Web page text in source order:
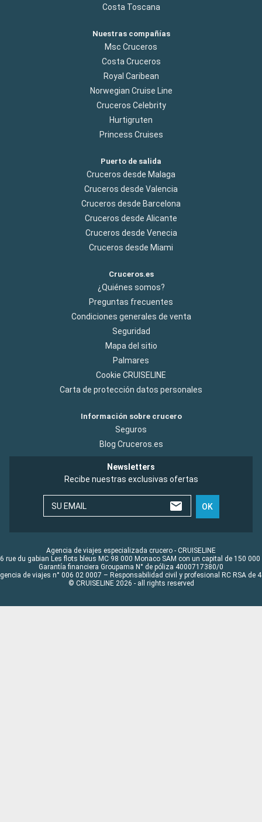
Costa Toscana
Nuestras compañías
Msc Cruceros
Costa Cruceros
Royal Caribean
Norwegian Cruise Line
Cruceros Celebrity
Hurtigruten
Princess Cruises
Puerto de salida
Cruceros desde Malaga
Cruceros desde Valencia
Cruceros desde Barcelona
Cruceros desde Alicante
Cruceros desde Venecia
Cruceros desde Miami
Cruceros.es
¿Quiénes somos?
Preguntas frecuentes
Condiciones generales de venta
Seguridad
Mapa del sitio
Palmares
Cookie CRUISELINE
Carta de protección datos personales
Información sobre crucero
Seguros
Blog Cruceros.es
Newsletters
Recibe nuestras exclusivas ofertas
SU EMAIL OK
Agencia de viajes especializada crucero - CRUISELINE
rue du gabian Les flots bleus MC 98 000 Monaco SAM con un capital de 150 000
Garantía financiera Groupama N° de póliza 4000717380/0
de viajes n° 006 02 0007 – Responsabilidad civil y profesional RC RSA de
© CRUISELINE 2026 - all rights reserved